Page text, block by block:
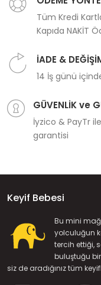
Tüm Kredi
Kapıda NAKİT
İADE &
14 İş günü
GÜVENLİK ve
İyzico & PayTr
garantisi
Keyif Bebesi
Bu mini
yolculuğun
tercih ettiği,
buluştuğu
siz de aradığınız tüm